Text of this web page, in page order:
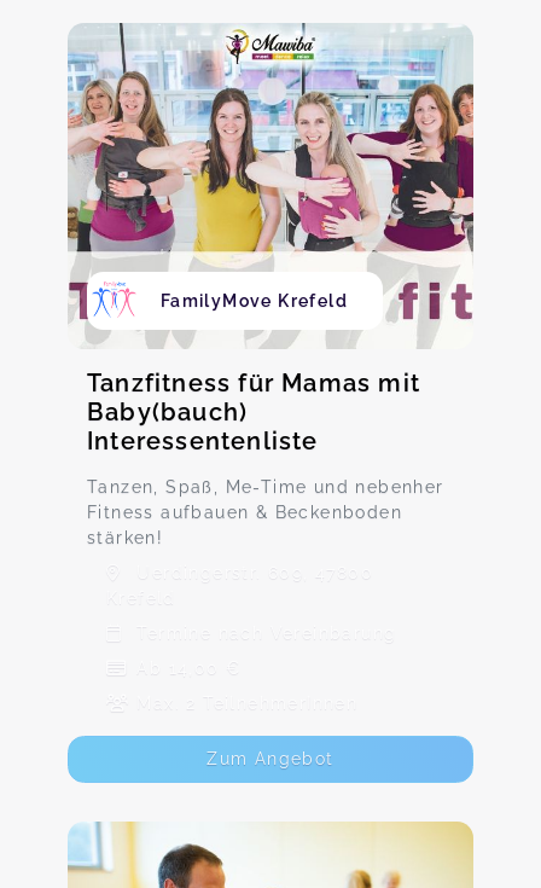
FamilyMove Krefeld
Tanzfitness für Mamas mit
Baby(bauch)
Interessentenliste
Tanzen, Spaß, Me-Time und nebenher
Fitness aufbauen & Beckenboden
stärken!
Uerdingerstr. 609, 47800
Termine nach Vereinbarung
Ab 14,00 €
Max. 2 TeilnehmerInnen
Zum Angebot